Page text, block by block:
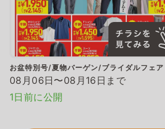
お盆特別号/夏物バーゲン/ブライダルフェア
08月06日〜08月16日まで
1日前に公開